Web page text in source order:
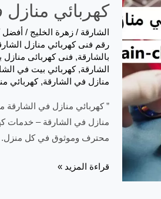
كهربائي منازل في الشارقة
الشارقة /زهرة الخليج/ أفضل
رقم فنى كهربائي منازل
بالشارقة, فنى كهربائى منازل
الشارقة,كهربائي بيت في
منازل في الشارقة,كهربائي
” كهربائي منازل في الشارقة
منازل في الشارقة – خدمات
محترف وموثوق في كل
كهربائي
قراءة المزيد »